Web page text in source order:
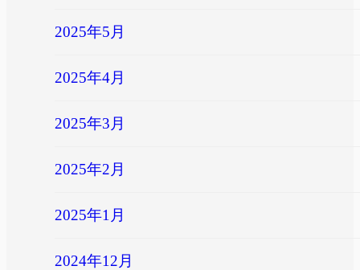
2025年5月
2025年4月
2025年3月
2025年2月
2025年1月
2024年12月